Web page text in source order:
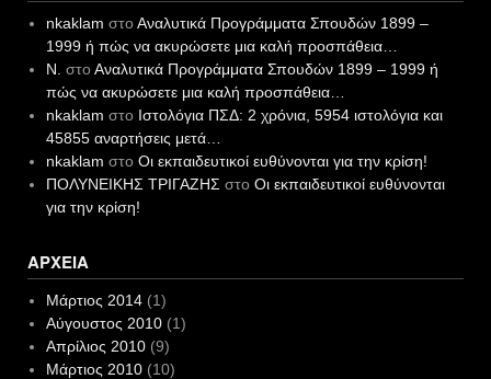
nkaklam στοΑναλυτικά Προγράμματα Σπουδών 1899 –
1999 ή πώς να ακυρώσετε μια καλή προσπάθεια…
N. στοΑναλυτικά Προγράμματα Σπουδών 1899 – 1999 ή
πώς να ακυρώσετε μια καλή προσπάθεια…
nkaklam στο Ιστολόγια ΠΣΔ: 2 χρόνια, 5954 ιστολόγια και
45855 αναρτήσεις μετά…
nkaklam στο Οι εκπαιδευτικοί ευθύνονται για την κρίση!
ΠΟΛΥΝΕΙΚΗΣ ΤΡΙΓΑΖΗΣ στο Οι εκπαιδευτικοί ευθύνονται
για την κρίση!
ΑΡΧΕΊΑ
Μάρτιος 2014(1)
Αύγουστος 2010(1)
Απρίλιος 2010(9)
Μάρτιος 2010(10)